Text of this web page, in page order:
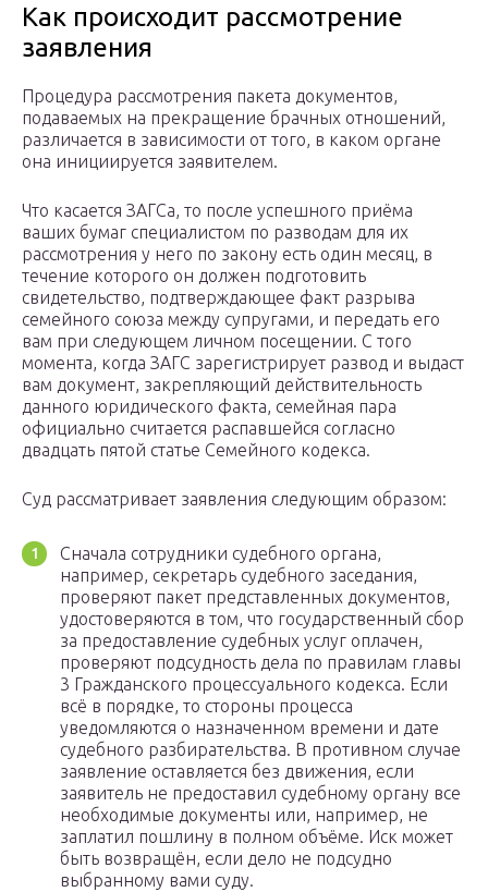
Как происходит рассмотрение
заявления
Процедура рассмотрения пакета документов,
подаваемых на прекращение брачных отношений,
различается в зависимости от того, в каком органе
она инициируется заявителем.
Что касается ЗАГСа, то после успешного приёма
ваших бумаг специалистом по разводам для их
рассмотрения у него по закону есть один месяц, в
течение которого он должен подготовить
свидетельство, подтверждающее факт разрыва
семейного союза между супругами, и передать его
вам при следующем личном посещении. С того
момента, когда ЗАГС зарегистрирует развод и выдаст
вам документ, закрепляющий действительность
данного юридического факта, семейная пара
официально считается распавшейся согласно
двадцать пятой статье Семейного кодекса.
Суд рассматривает заявления следующим образом:
Сначала сотрудники судебного органа,
например, секретарь судебного заседания,
проверяют пакет представленных документов,
удостоверяются в том, что государственный сбор
за предоставление судебных услуг оплачен,
проверяют подсудность дела по правилам главы
3 Гражданского процессуального кодекса. Если
всё в порядке, то стороны процесса
уведомляются о назначенном времени и дате
судебного разбирательства. В противном случае
заявление оставляется без движения, если
заявитель не предоставил судебному органу все
необходимые документы или, например, не
заплатил пошлину в полном объёме. Иск может
быть возвращён, если дело не подсудно
выбранному вами суду.